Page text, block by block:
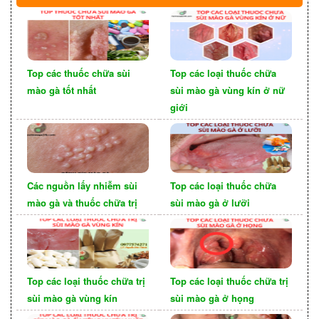
trên ôi. Những nốt này có thể xuất hiện đơn lẻ
hoặc thành các cụm giống như chiếc mào của
con gà, gây ra sự khó chịu và đau rát. Người mắc
bệnh thường gặp khó khăn trong việc ăn uống và
nói chuyện do sự kích ứng và đau nhức từ những
nốt sùi mào gà ở miệng.
Top các thuốc chữa sùi
mào gà tốt nhất
Top các loại thuốc chữa
sùi mào gà vùng kín ở nữ
giới
Các nguồn lấy nhiễm sùi
mào gà và thuốc chữa trị
Top các loại thuốc chữa
sùi mào gà ở lưỡi
Top các loại thuốc chữa trị
sùi mào gà vùng kín
Top các loại thuốc chữa trị
sùi mào gà ở họng